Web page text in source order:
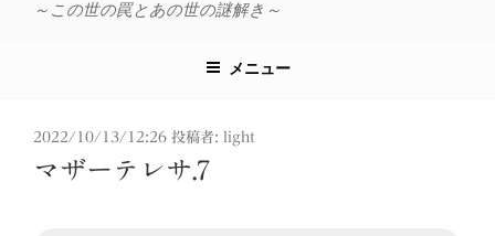
～この世の罠とあの世の謎解き～
メニュー
投
2022/10/13/12:26 投稿者: light
マザーテレサ.7